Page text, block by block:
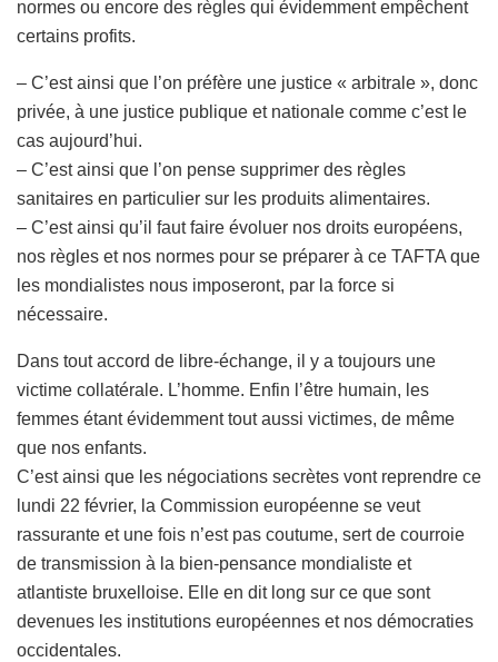
normes ou encore des règles qui évidemment empêchent
certains profits.
– C’est ainsi que l’on préfère une justice « arbitrale », donc
privée, à une justice publique et nationale comme c’est le
cas aujourd’hui.
– C’est ainsi que l’on pense supprimer des règles
sanitaires en particulier sur les produits alimentaires.
– C’est ainsi qu’il faut faire évoluer nos droits européens,
nos règles et nos normes pour se préparer à ce TAFTA que
les mondialistes nous imposeront, par la force si
nécessaire.
Dans tout accord de libre-échange, il y a toujours une
victime collatérale. L’homme. Enfin l’être humain, les
femmes étant évidemment tout aussi victimes, de même
que nos enfants.
C’est ainsi que les négociations secrètes vont reprendre ce
lundi 22 février, la Commission européenne se veut
rassurante et une fois n’est pas coutume, sert de courroie
de transmission à la bien-pensance mondialiste et
atlantiste bruxelloise. Elle en dit long sur ce que sont
devenues les institutions européennes et nos démocraties
occidentales.